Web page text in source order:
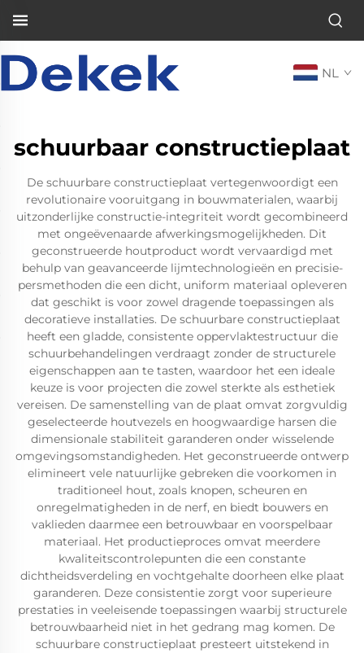
NL
schuurbaar constructieplaat
De schuurbare constructieplaat vertegenwoordigt een
revolutionaire vooruitgang in bouwmaterialen, waarbij
uitzonderlijke constructie-integriteit wordt gecombineerd
met ongeëvenaarde afwerkingsmogelijkheden. Dit
geconstrueerde houtproduct wordt vervaardigd met
behulp van geavanceerde lijmtechnologieën en precisie-
persmethoden die een dicht, uniform materiaal opleveren
dat geschikt is voor zowel dragende toepassingen als
decoratieve installaties. De schuurbare constructieplaat
heeft een gladde, consistente oppervlaktestructuur die
schuurbehandelingen verdraagt zonder de structurele
eigenschappen aan te tasten, waardoor het een ideale
keuze is voor projecten die zowel sterkte als esthetiek
vereisen. De samenstelling van de plaat omvat zorgvuldig
geselecteerde houtvezels en hoogwaardige harsen die
dimensionale stabiliteit garanderen onder wisselende
omgevingsomstandigheden. Het geconstrueerde ontwerp
elimineert vele natuurlijke gebreken die voorkomen in
traditioneel hout, zoals knopen, scheuren en
onregelmatigheden in de nerf, en biedt bouwers en
vaklieden daarmee een betrouwbaar en voorspelbaar
materiaal. Het productieproces omvat meerdere
kwaliteitscontrolepunten die een constante
dichtheidsverdeling en vochtgehalte doorheen elke plaat
garanderen. Deze consistentie zorgt voor superieure
prestaties in veeleisende toepassingen waarbij structurele
betrouwbaarheid niet in het gedrang mag komen. De
schuurbare constructieplaat presteert uitstekend in